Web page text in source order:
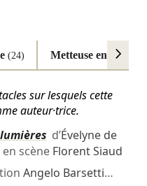
(24) Metteuse en scène
sur lesquels cette
auteur·trice.
d’Évelyne de
scène Florent Siaud
Angelo Barsetti…